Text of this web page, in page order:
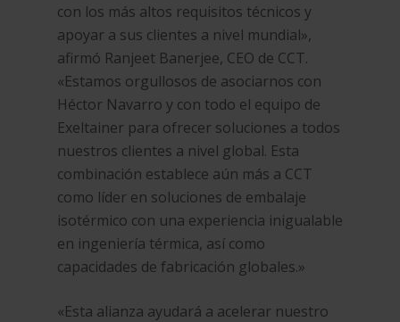
con los más altos requisitos técnicos y
apoyar a sus clientes a nivel mundial»,
afirmó Ranjeet Banerjee, CEO de CCT.
«Estamos orgullosos de asociarnos con
Héctor Navarro y con todo el equipo de
Exeltainer para ofrecer soluciones a todos
nuestros clientes a nivel global. Esta
combinación establece aún más a CCT
como líder en soluciones de embalaje
isotérmico con una experiencia inigualable
en ingeniería térmica, así como
capacidades de fabricación globales.»
«Esta alianza ayudará a acelerar nuestro